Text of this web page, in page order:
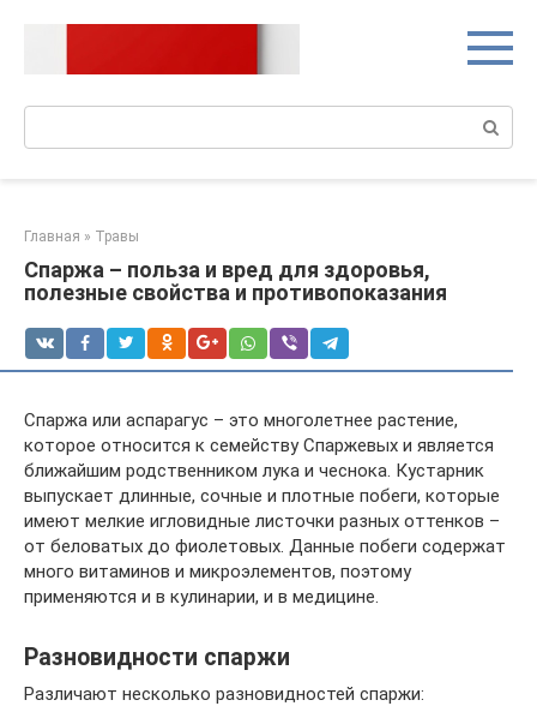
Главная » Травы
Спаржа – польза и вред для здоровья,
полезные свойства и противопоказания
Спаржа или аспарагус – это многолетнее растение,
которое относится к семейству Спаржевых и является
ближайшим родственником лука и чеснока. Кустарник
выпускает длинные, сочные и плотные побеги, которые
имеют мелкие игловидные листочки разных оттенков –
от беловатых до фиолетовых. Данные побеги содержат
много витаминов и микроэлементов, поэтому
применяются и в кулинарии, и в медицине.
Разновидности спаржи
Различают несколько разновидностей спаржи: